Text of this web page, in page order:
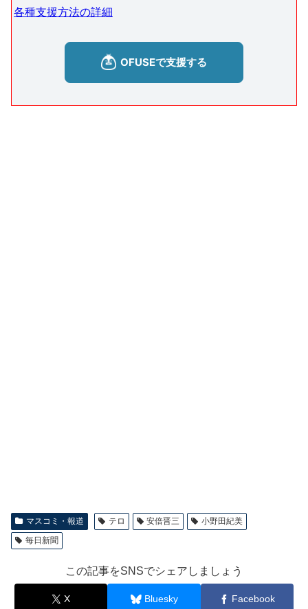
各種支援方法の詳細
マスコミ・報道 テロ 安倍晋三
小野田紀美
毎日新聞
この記事をSNSでシェアしましょう
X Bluesky Facebook